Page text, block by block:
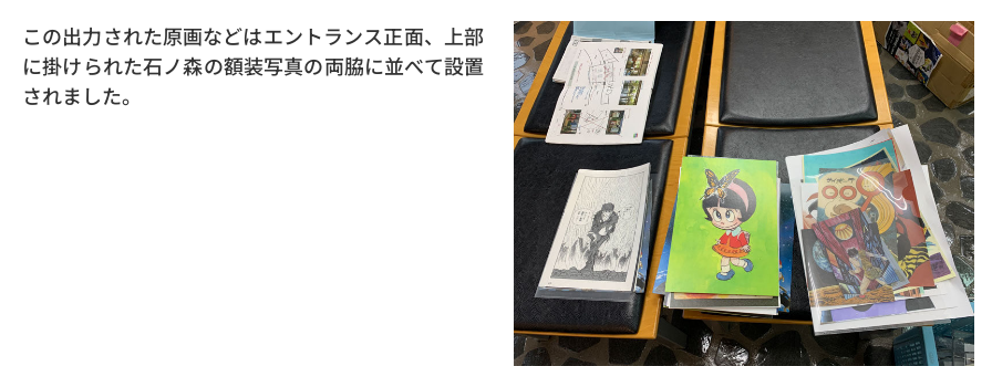
この出力された原画などはエントランス正面、上部
に掛けられた石ノ森の額装写真の両脇に並べて設置
されました。